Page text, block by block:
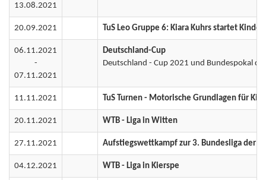
13.08.2021
20.09.2021 TuS Leo Gruppe 6: Kiara Kuhrs startet
06.11.2021
-
07.11.2021
Deutschland-Cup
Deutschland - Cup 2021 und Bundespokal
11.11.2021 TuS Turnen - Motorische Grundlagen für
20.11.2021 WTB - Liga in Witten
27.11.2021 Aufstiegswettkampf zur 3. Bundesliga der
04.12.2021 WTB - Liga in Kierspe